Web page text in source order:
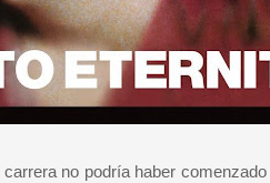
no podría haber